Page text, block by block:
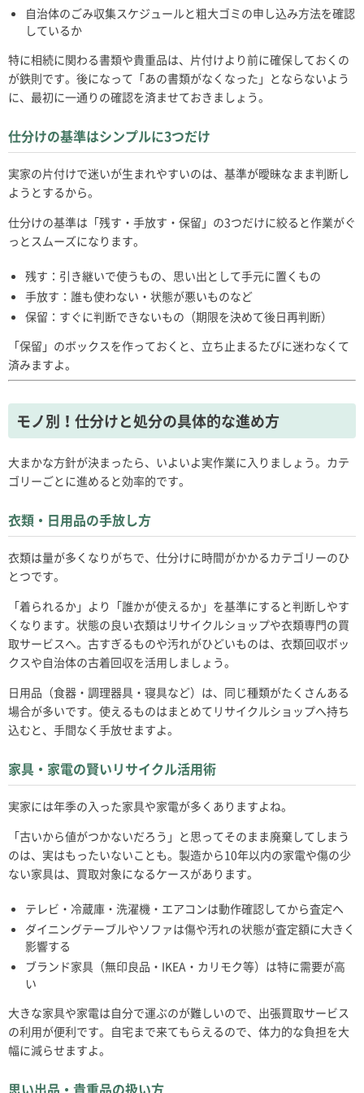
自治体のごみ収集スケジュールと粗大ゴミの申し込み方法を確認
しているか
特に相続に関わる書類や貴重品は、片付けより前に確保しておくの
が鉄則です。後になって「あの書類がなくなった」とならないよう
に、最初に一通りの確認を済ませておきましょう。
仕分けの基準はシンプルに3つだけ
実家の片付けで迷いが生まれやすいのは、基準が曖昧なまま判断し
ようとするから。
仕分けの基準は「残す・手放す・保留」の3つだけに絞ると作業がぐ
っとスムーズになります。
残す：引き継いで使うもの、思い出として手元に置くもの
手放す：誰も使わない・状態が悪いものなど
保留：すぐに判断できないもの（期限を決めて後日再判断）
「保留」のボックスを作っておくと、立ち止まるたびに迷わなくて
済みますよ。
モノ別！仕分けと処分の具体的な進め方
大まかな方針が決まったら、いよいよ実作業に入りましょう。カテ
ゴリーごとに進めると効率的です。
衣類・日用品の手放し方
衣類は量が多くなりがちで、仕分けに時間がかかるカテゴリーのひ
とつです。
「着られるか」より「誰かが使えるか」を基準にすると判断しやす
くなります。状態の良い衣類はリサイクルショップや衣類専門の買
取サービスへ。古すぎるものや汚れがひどいものは、衣類回収ボッ
クスや自治体の古着回収を活用しましょう。
日用品（食器・調理器具・寝具など）は、同じ種類がたくさんある
場合が多いです。使えるものはまとめてリサイクルショップへ持ち
込むと、手間なく手放せますよ。
家具・家電の賢いリサイクル活用術
実家には年季の入った家具や家電が多くありますよね。
「古いから値がつかないだろう」と思ってそのまま廃棄してしまう
のは、実はもったいないことも。製造から10年以内の家電や傷の少
ない家具は、買取対象になるケースがあります。
テレビ・冷蔵庫・洗濯機・エアコンは動作確認してから査定へ
ダイニングテーブルやソファは傷や汚れの状態が査定額に大きく
影響する
ブランド家具（無印良品・IKEA・カリモク等）は特に需要が高
い
大きな家具や家電は自分で運ぶのが難しいので、出張買取サービス
の利用が便利です。自宅まで来てもらえるので、体力的な負担を大
幅に減らせますよ。
思い出品・貴重品の扱い方